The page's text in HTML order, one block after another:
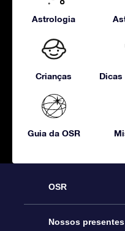
Astrologia
Crianças Dicas
Guia da OSR
OSR
Serviço
Nossos presentes